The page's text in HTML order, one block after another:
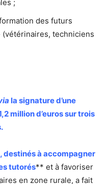
;
des futurs
(vétérinaires, techniciens
la signature d’une
million d’euros sur trois
destinés à accompagner
tutorés** et à favoriser
en zone rurale, a fait